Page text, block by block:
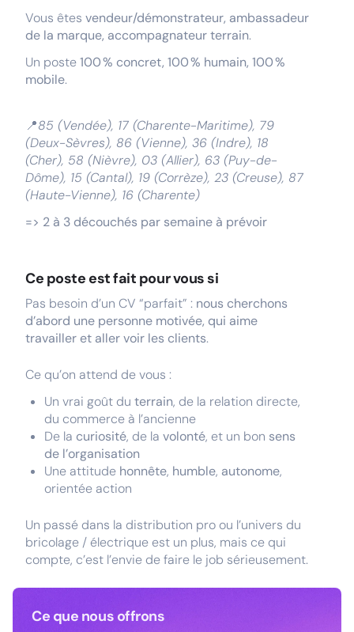
Vous êtes vendeur/démonstrateur, ambassadeur
de la marque, accompagnateur terrain.
Un poste100 % concret, 100 % humain, 100 %
mobile.
📍85 (Vendée), 17 (Charente-Maritime), 79
(Deux-Sèvres), 86 (Vienne), 36 (Indre), 18
(Cher), 58 (Nièvre), 03 (Allier), 63 (Puy-de-
Dôme), 15 (Cantal), 19 (Corrèze), 23 (Creuse), 87
(Haute-Vienne), 16 (Charente)
=> 2 à 3 découchés par semaine à prévoir
Ce poste est fait pour vous si
Pas besoin d’un CV “parfait” : nous cherchons
d’abord une personne motivée, qui aime
travailler et aller voir les clients.
Ce qu’on attend de vous :
Un vrai goût du terrain, de la relation directe,
du commerce à l’ancienne
De la curiosité, de la volonté, et un bon sens
de l’organisation
Une attitude honnête, humble, autonome,
orientée action
Un passé dans la distribution pro ou l’univers du
bricolage / électrique est un plus, mais ce qui
compte, c’est l’envie de faire le job sérieusement.
Ce que nous offrons